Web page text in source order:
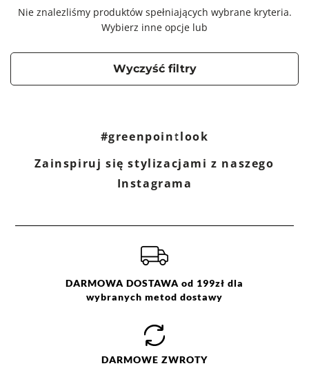
Nie znalezliśmy produktów spełniających wybrane kryteria.
Wybierz inne opcje lub
Wyczyść filtry
#greenpointlook
Zainspiruj się stylizacjami z naszego
Instagrama
DARMOWA DOSTAWA od 199zł dla
wybranych metod dostawy
DARMOWE ZWROTY